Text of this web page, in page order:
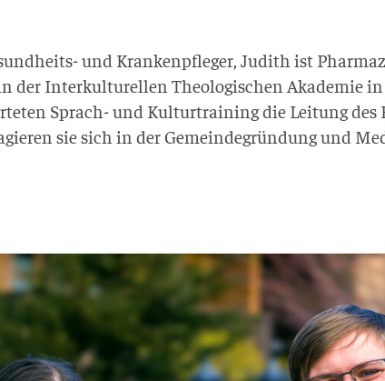
und Kran­ken­pfle­ger, Judith ist
der Inter­kul­tu­rel­len Theo­lo­gi­schen Aka­de­mie
Sprach- und Kul­tur­trai­ning die Lei­tung
sie sich in der Gemein­de­grün­dung und